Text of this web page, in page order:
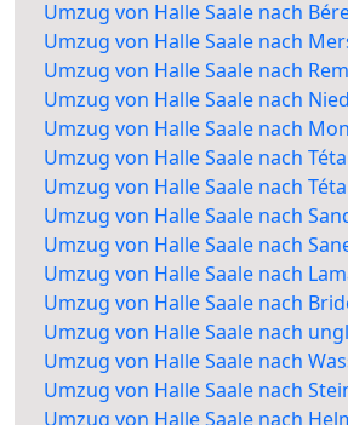
Umzug von Halle Saale nach
Umzug von Halle Saale nach
Umzug von Halle Saale nach
Umzug von Halle Saale nach
Umzug von Halle Saale nach
Umzug von Halle Saale nach
Umzug von Halle Saale nach
Umzug von Halle Saale nach
Umzug von Halle Saale nach
Umzug von Halle Saale nach
Umzug von Halle Saale nach
Umzug von Halle Saale nach
Umzug von Halle Saale nach
Umzug von Halle Saale nach
Umzug von Halle Saale nach